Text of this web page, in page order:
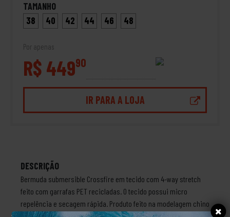
TAMANHO
38
40 42 44 46 48
Por apenas
R$ 44990
IR PARA A LOJA
DESCRIÇÃO
Bermuda submersible Crossfire em tecido com 4-way stretch
feito com garrafas PET recicladas. O tecido possui micro
repelência e secagem rápida. Produto feito na modelagem chino